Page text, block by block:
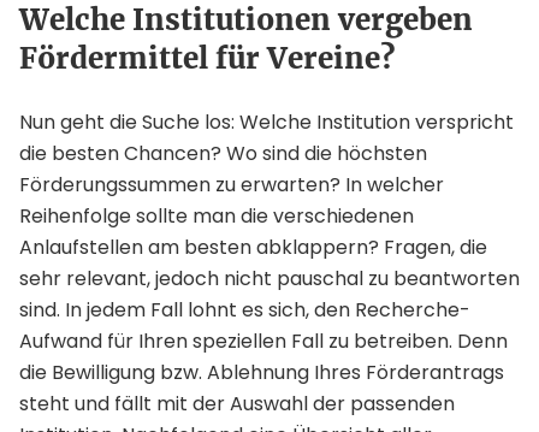
Welche Institutionen vergeben
Fördermittel für Vereine?
Nun geht die Suche los: Welche Institution verspricht
die besten Chancen? Wo sind die höchsten
Förderungssummen zu erwarten? In welcher
Reihenfolge sollte man die verschiedenen
Anlaufstellen am besten abklappern? Fragen, die
sehr relevant, jedoch nicht pauschal zu beantworten
sind. In jedem Fall lohnt es sich, den Recherche-
Aufwand für Ihren speziellen Fall zu betreiben. Denn
die Bewilligung bzw. Ablehnung Ihres Förderantrags
steht und fällt mit der Auswahl der passenden